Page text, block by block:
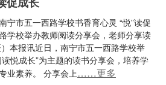
宁市五一西路学校书香育心灵 “悦”读促
学校举办教师阅读分享会，老师分享读
本报讯近日，南宁市五一西路学校举
悦成长”为主题的读书分享会，培养学
业素养。 分享会上……更多